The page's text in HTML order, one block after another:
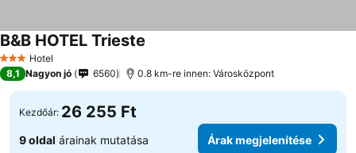
3 Kategória
Hotel
B&B HOTEL Trieste
8,1 Nagyon jó 6560 0.8 km-re innen: Városközpont
Kezdőár: 26 255 Ft
9 oldal árainak mutatása Árak megjelenítése